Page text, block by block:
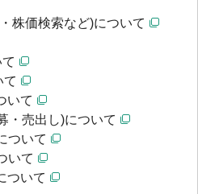
株価検索など)について
て
いて
・売出し)について
ついて
いて
ついて